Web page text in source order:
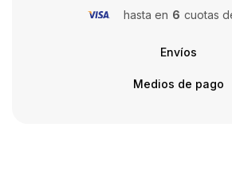
hasta en 6 cuotas
Envíos
Medios de pago